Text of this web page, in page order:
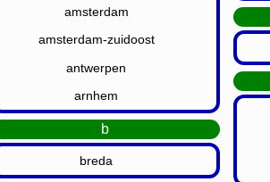
amsterdam
amsterdam-zuidoost
antwerpen
arnhem
b
breda